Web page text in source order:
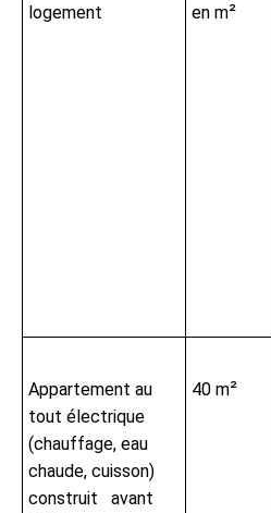
logement
en m²
Appartement au
tout électrique
(chauffage, eau
chaude, cuisson)
construit avant
40 m²